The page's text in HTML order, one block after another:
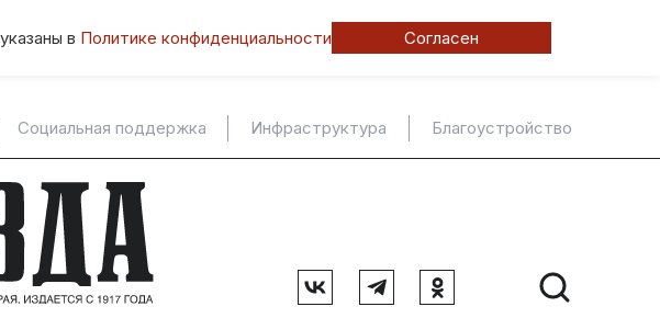
в Политике конфиденциальности Согласен
Социальная поддержка Инфраструктура Благоустройство